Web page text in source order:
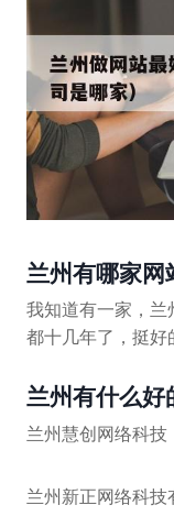
兰州有哪家网
我知道有一家，兰
都十几年了，挺好
兰州有什么好
兰州慧创网络科技
兰州新正网络科技